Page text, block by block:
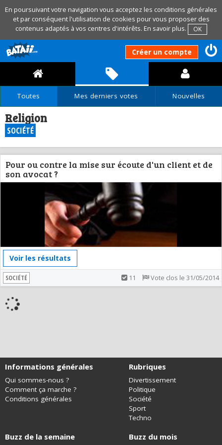
En poursuivant votre navigation vous acceptez les conditions générales
et par conséquent l'utilisation de cookies pour vous proposer des
contenus adaptés à vos centres d'intérêts. En savoir plus. OK
Créer un compte
Toutes Mes derniers votes Nouvelles
Religion
SOCIÉTÉ
Pour ou contre la mise sur écoute d'un client et de
son avocat ?
Voir les résultats
SOCIÉTÉ 11 Vote clos le 31/05/2014
Informations générales
Qui sommes-nous ?
Comment ça marche ?
Conditions générales
Rubriques
Divertissement
Politique
Société
Sport
Techno
Buzz de la semaine Buzz du mois